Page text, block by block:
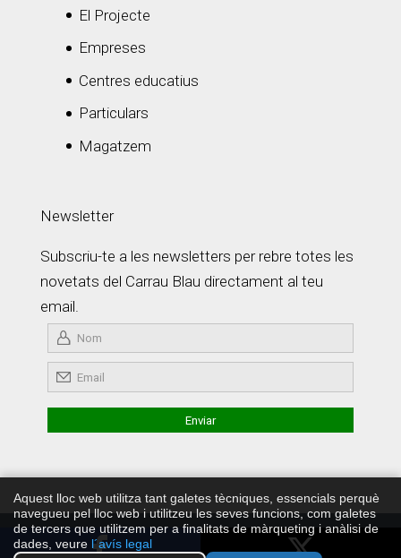
El Projecte
Empreses
Centres educatius
Particulars
Magatzem
Newsletter
Subscriu-te a les newsletters per rebre totes les
novetats del Carrau Blau directament al teu
email.
Copyright © Carrau Blau 2026 · Política de Privadesa ·Develop
Aquest lloc web utilitza tant galetes tècniques, essencials perquè
navegueu pel lloc web i utilitzeu les seves funcions, com galetes
de tercers que utilitzem per a finalitats de màrqueting i anàlisi de
dades, veure l´avís legal